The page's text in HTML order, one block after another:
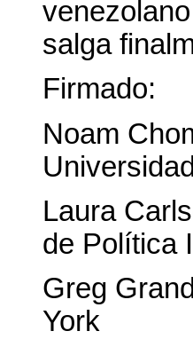
salga
Firmado:
Noam
Laura
de Política
Greg
York